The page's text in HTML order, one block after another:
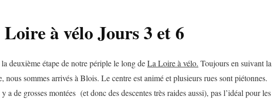
à vélo Jours 3 et 6
deuxième étape de notre périple le long deLa Loire à vélo. Toujours en suivant la
nous sommes arrivés à Blois. Le centre est animé et plusieurs rues sont piétonnes.
a de grosses montées (et donc des descentes très raides aussi), pas l’idéal pour les